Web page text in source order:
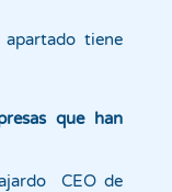
tiene
que han
CEO de